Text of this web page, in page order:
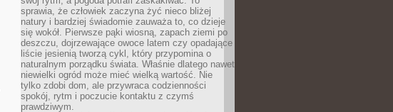
sprawia, że człowiek zaczyna żyć nieco bliżej
natury i bardziej świadomie zauważa to, co dzieje
się wokół. Pierwsze pąki wiosną, zapach ziemi po
deszczu, dojrzewające owoce latem czy opadające
liście jesienią tworzą cykl, który przypomina o
naturalnym porządku świata. Właśnie dlatego nawet
niewielki ogród może mieć wielką wartość. Nie
tylko zdobi dom, ale przywraca codzienności
spokój, rytm i poczucie kontaktu z czymś
prawdziwym.